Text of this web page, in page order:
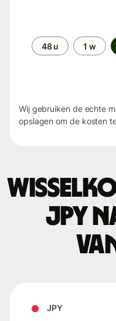
Periode48 u 1 w
Wij gebruiken de echte
opslagen om de kosten
JPY
JPY